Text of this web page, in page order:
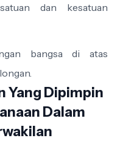
dan kesatuan
bangsa di atas
Yang Dipimpin
Dalam